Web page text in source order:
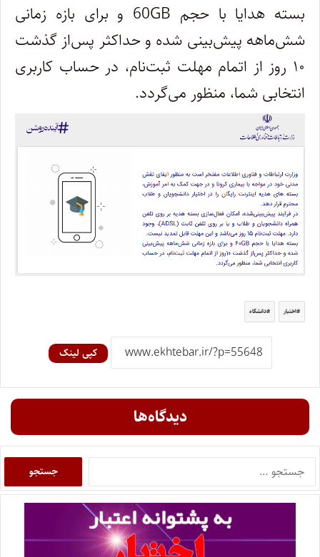
بسته هدایا با حجم 60GB و برای بازه زمانی
شش‌ماهه پیش‌بینی شده و حداکثر پس‌از گذشت
۱۰ روز از اتمام مهلت ثبت‌نام، در حساب کاربری
انتخابی شما، منظور می‌گردد.
اختبار دانشگاه
کپی لینک
دیدگاه‌ها